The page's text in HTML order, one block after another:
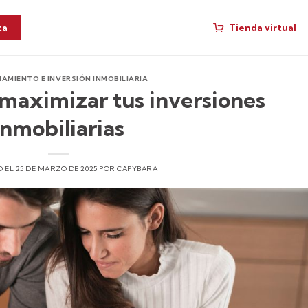
Tienda virtual
E INVERSIÓN INMOBILIARIA
tus inversiones
EL 25 DE MARZO DE 2025 PORCAPYBARA